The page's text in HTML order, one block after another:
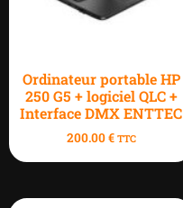
Ordinateur portable HP
250 G5 + logiciel QLC +
Interface DMX ENTTEC
200.00€ TTC